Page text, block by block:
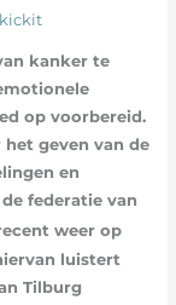
kanker te
op voorbereid.
geven van de
en
federatie van
weer op
luistert
Tilburg